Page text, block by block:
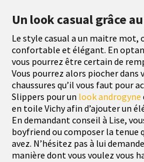
Un look casual grâce
Le style casual a un maitre mot,
confortable et élégant. En
vous pourrez être certain de
Vous pourrez alors piocher dans
chaussures qu’il vous faut pour
Slippers pour un look androgyne
en toile Vichy afin d’ajouter un
En demandant conseil à Lise,
boyfriend ou composer la tenue
avez. N’hésitez pas à lui
manière dont vous voulez vous